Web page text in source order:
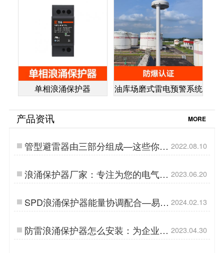
单相浪涌保护器 油库场磨式雷电预警系统
产品资讯 MORE
管型避雷器由三部分组成—这些你都
知道吗【杭州易造】…
2022.08.10
浪涌保护器厂家：专注为您的电气设
备保驾护航！-易造防雷…
2023.06.20
SPD浪涌保护器能量协调配合—易造
YZ集成技术…
2024.02.13
防雷浪涌保护器怎么安装：为企业设
备保驾护航-易造防雷…
2023.04.30